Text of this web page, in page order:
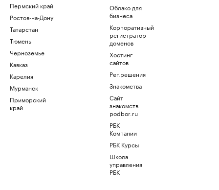
Пермский край
Ростов-на-Дону
Татарстан
Тюмень
Черноземье
Кавказ
Карелия
Мурманск
Приморский
край
Облако для
бизнеса
Корпоративный
регистратор
доменов
Хостинг
сайтов
Рег.решения
Знакомства
Сайт
знакомств
podbor.ru
РБК
Компании
РБК Курсы
Школа
управления
РБК